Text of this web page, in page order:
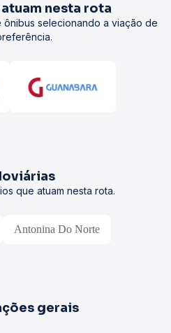
nesta rota
ônibus selecionando a viação de
que atuam nesta rota.
Antonina Do Norte
gerais